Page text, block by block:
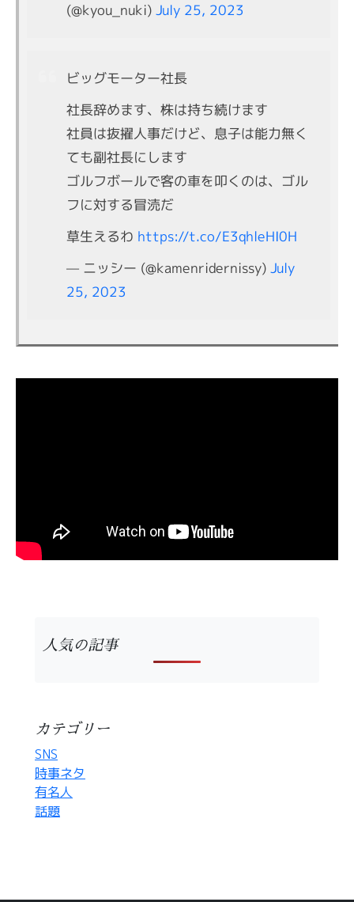
(@kyou_nuki) July 25, 2023
ビッグモーター社長
社長辞めます、株は持ち続けます
社員は抜擢人事だけど、息子は能力無く
ても副社長にします
ゴルフボールで客の車を叩くのは、ゴル
フに対する冒涜だ
草生えるわ https://t.co/E3qhleHI0H
— ニッシー (@kamenridernissy)July
25, 2023
人気の記事
カテゴリー
SNS
時事ネタ
有名人
話題